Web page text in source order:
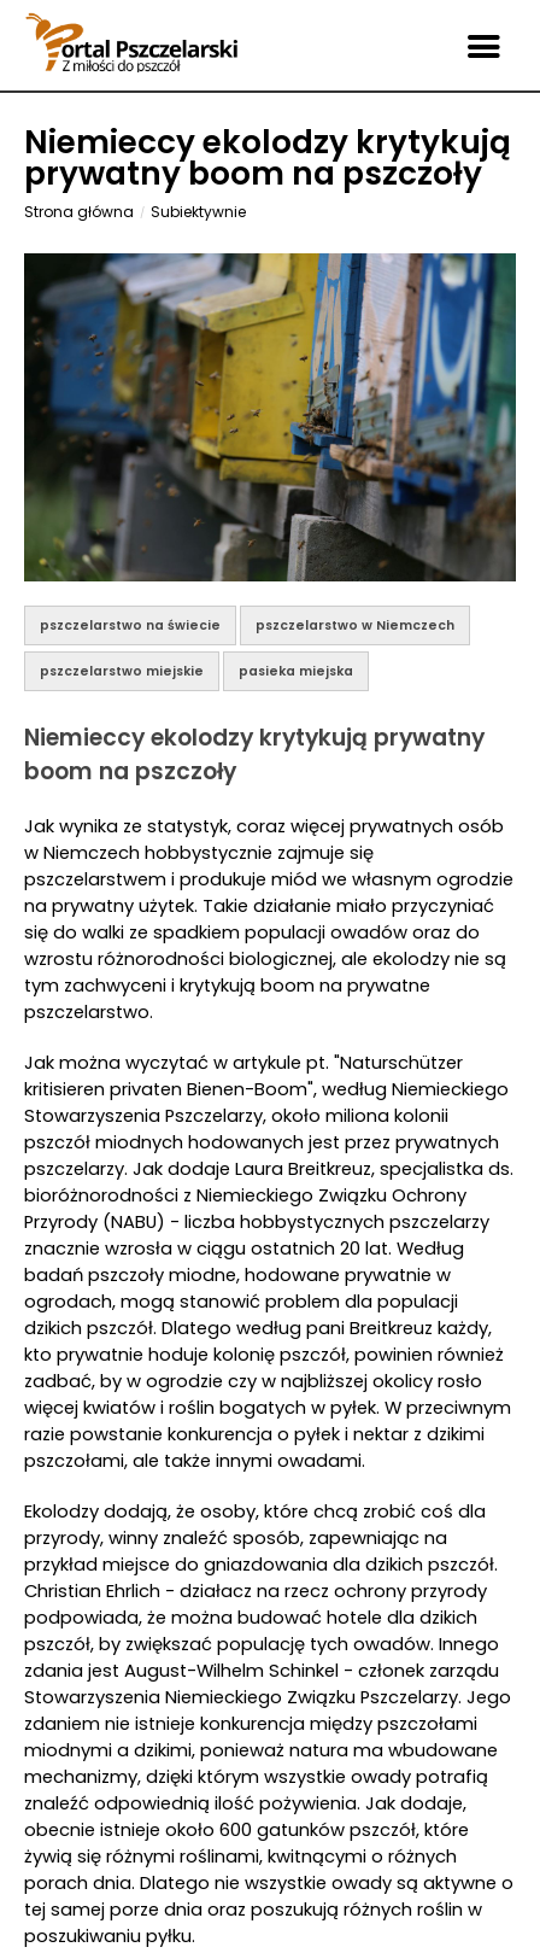
Niemieccy ekolodzy krytykują
prywatny boom na pszczoły
Strona główna Subiektywnie
pszczelarstwo na świecie pszczelarstwo w Niemczech
pszczelarstwo miejskie pasieka miejska
Niemieccy ekolodzy krytykują prywatny
boom na pszczoły
Jak wynika ze statystyk, coraz więcej prywatnych osób
w Niemczech hobbystycznie zajmuje się
pszczelarstwem i produkuje miód we własnym ogrodzie
na prywatny użytek. Takie działanie miało przyczyniać
się do walki ze spadkiem populacji owadów oraz do
wzrostu różnorodności biologicznej, ale ekolodzy nie są
tym zachwyceni i krytykują boom na prywatne
pszczelarstwo.
Jak można wyczytać w artykule pt. "Naturschützer
kritisieren privaten Bienen-Boom", według Niemieckiego
Stowarzyszenia Pszczelarzy, około miliona kolonii
pszczół miodnych hodowanych jest przez prywatnych
pszczelarzy. Jak dodaje Laura Breitkreuz, specjalistka ds.
bioróżnorodności z Niemieckiego Związku Ochrony
Przyrody (NABU) - liczba hobbystycznych pszczelarzy
znacznie wzrosła w ciągu ostatnich 20 lat. Według
badań pszczoły miodne, hodowane prywatnie w
ogrodach, mogą stanowić problem dla populacji
dzikich pszczół. Dlatego według pani Breitkreuz każdy,
kto prywatnie hoduje kolonię pszczół, powinien również
zadbać, by w ogrodzie czy w najbliższej okolicy rosło
więcej kwiatów i roślin bogatych w pyłek. W przeciwnym
razie powstanie konkurencja o pyłek i nektar z dzikimi
pszczołami, ale także innymi owadami.
Ekolodzy dodają, że osoby, które chcą zrobić coś dla
przyrody, winny znaleźć sposób, zapewniając na
przykład miejsce do gniazdowania dla dzikich pszczół.
Christian Ehrlich - działacz na rzecz ochrony przyrody
podpowiada, że można budować hotele dla dzikich
pszczół, by zwiększać populację tych owadów. Innego
zdania jest August-Wilhelm Schinkel - członek zarządu
Stowarzyszenia Niemieckiego Związku Pszczelarzy. Jego
zdaniem nie istnieje konkurencja między pszczołami
miodnymi a dzikimi, ponieważ natura ma wbudowane
mechanizmy, dzięki którym wszystkie owady potrafią
znaleźć odpowiednią ilość pożywienia. Jak dodaje,
obecnie istnieje około 600 gatunków pszczół, które
żywią się różnymi roślinami, kwitnącymi o różnych
porach dnia. Dlatego nie wszystkie owady są aktywne o
tej samej porze dnia oraz poszukują różnych roślin w
poszukiwaniu pyłku.